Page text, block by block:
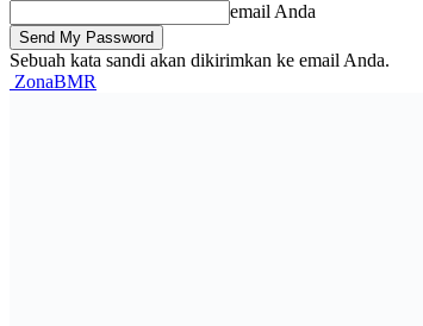
email Anda
Sebuah kata sandi akan dikirimkan ke email Anda.
ZonaBMR